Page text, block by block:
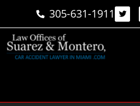
305-631-1911